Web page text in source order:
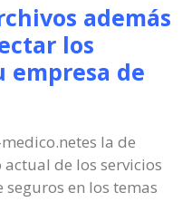
además
los
empresa de
la de
de los servicios
en los temas